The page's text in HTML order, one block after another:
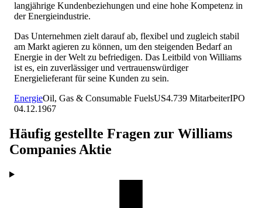
langjährige Kundenbeziehungen und eine hohe Kompetenz in
der Energieindustrie.
Das Unternehmen zielt darauf ab, flexibel und zugleich stabil
am Markt agieren zu können, um den steigenden Bedarf an
Energie in der Welt zu befriedigen. Das Leitbild von Williams
ist es, ein zuverlässiger und vertrauenswürdiger
Energielieferant für seine Kunden zu sein.
EnergieOil, Gas & Consumable FuelsUS4.739 MitarbeiterIPO
04.12.1967
Häufig gestellte Fragen zur Williams
Companies Aktie